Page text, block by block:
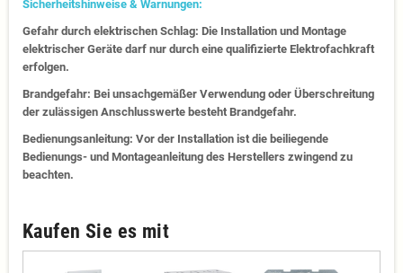
Sicherheitshinweise & Warnungen:
Gefahr durch elektrischen Schlag: Die Installation und Montage
elektrischer Geräte darf nur durch eine qualifizierte Elektrofachkraft
erfolgen.
Brandgefahr: Bei unsachgemäßer Verwendung oder Überschreitung
der zulässigen Anschlusswerte besteht Brandgefahr.
Bedienungsanleitung: Vor der Installation ist die beiliegende
Bedienungs- und Montageanleitung des Herstellers zwingend zu
beachten.
Kaufen Sie es mit